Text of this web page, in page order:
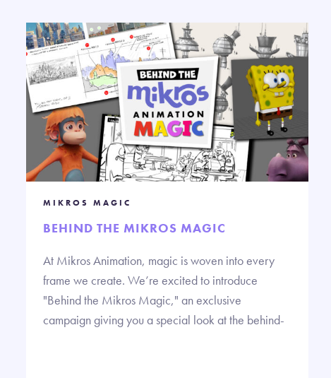
MIKROS MAGIC
BEHIND THE MIKROS MAGIC
At Mikros Animation, magic is woven into every
frame we create. We’re excited to introduce
"Behind the Mikros Magic," an exclusive
campaign giving you a special look at the behind-